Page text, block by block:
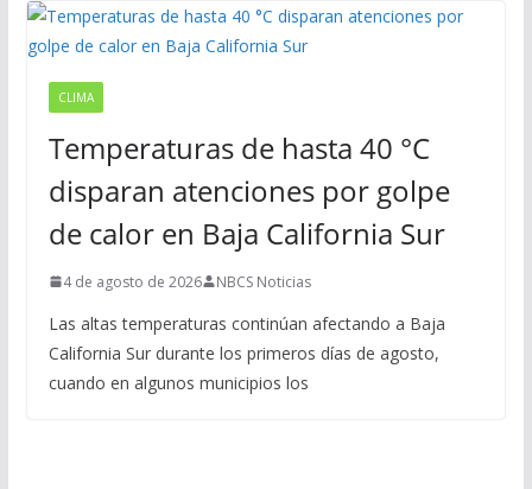
CLIMA
Temperaturas de hasta 40 °C
disparan atenciones por golpe
de calor en Baja California Sur
4 de agosto de 2026 NBCS Noticias
Las altas temperaturas continúan afectando a Baja
California Sur durante los primeros días de agosto,
cuando en algunos municipios los